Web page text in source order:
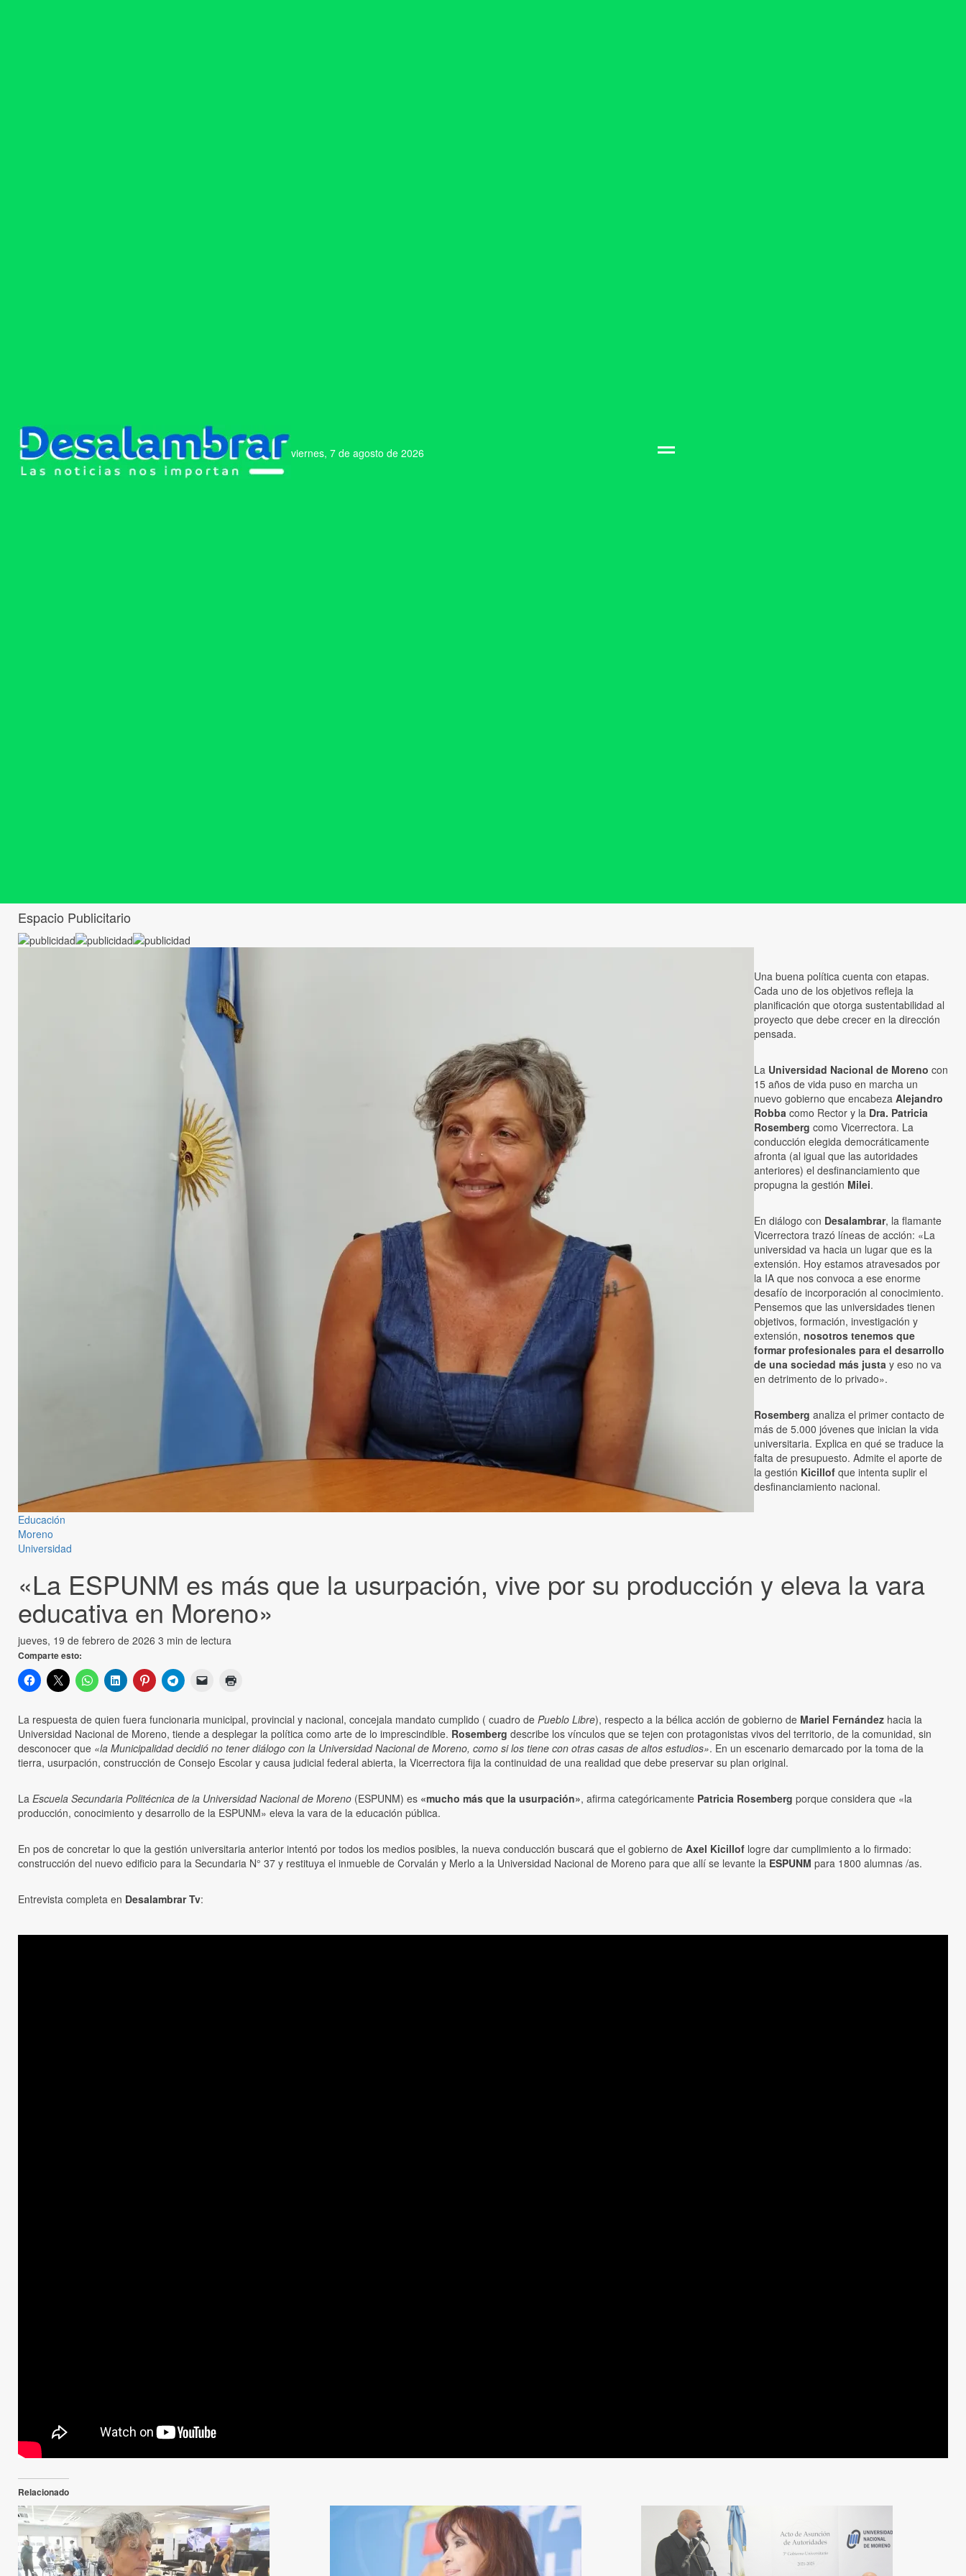
viernes, 7 de agosto de 2026
Espacio Publicitario
Educación
Moreno
Universidad
«La ESPUNM es más que la usurpación, vive por su producción y eleva la vara
educativa en Moreno»
jueves, 19 de febrero de 2026 3 min de lectura
Comparte esto:
Una buena política cuenta con etapas.
Cada uno de los objetivos refleja la
planificación que otorga sustentabilidad al
proyecto que debe crecer en la dirección
pensada.
La Universidad Nacional de Moreno con
15 años de vida puso en marcha un
nuevo gobierno que encabeza Alejandro
Robba como Rector y la Dra. Patricia
Rosemberg como Vicerrectora. La
conducción elegida democráticamente
afronta (al igual que las autoridades
anteriores) el desfinanciamiento que
propugna la gestión Milei.
En diálogo con Desalambrar, la flamante
Vicerrectora trazó líneas de acción: «La
universidad va hacia un lugar que es la
extensión. Hoy estamos atravesados por
la IA que nos convoca a ese enorme
desafío de incorporación al conocimiento.
Pensemos que las universidades tienen
objetivos, formación, investigación y
extensión, nosotros tenemos que
formar profesionales para el desarrollo
de una sociedad más justa y eso no va
en detrimento de lo privado».
Rosemberg analiza el primer contacto de
más de 5.000 jóvenes que inician la vida
universitaria. Explica en qué se traduce la
falta de presupuesto. Admite el aporte de
la gestión Kicillof que intenta suplir el
desfinanciamiento nacional.
La respuesta de quien fuera funcionaria municipal, provincial y nacional, concejala mandato cumplido ( cuadro de Pueblo Libre), respecto a la bélica acción de gobierno de Mariel Fernández hacia la
Universidad Nacional de Moreno, tiende a desplegar la política como arte de lo imprescindible. Rosemberg describe los vínculos que se tejen con protagonistas vivos del territorio, de la comunidad, sin
desconocer que «la Municipalidad decidió no tener diálogo con la Universidad Nacional de Moreno, como si los tiene con otras casas de altos estudios». En un escenario demarcado por la toma de la
tierra, usurpación, construcción de Consejo Escolar y causa judicial federal abierta, la Vicerrectora fija la continuidad de una realidad que debe preservar su plan original.
La Escuela Secundaria Politécnica de la Universidad Nacional de Moreno (ESPUNM) es «mucho más que la usurpación», afirma categóricamente Patricia Rosemberg porque considera que «la
producción, conocimiento y desarrollo de la ESPUNM» eleva la vara de la educación pública.
En pos de concretar lo que la gestión universitaria anterior intentó por todos los medios posibles, la nueva conducción buscará que el gobierno de Axel Kicillof logre dar cumplimiento a lo firmado:
construcción del nuevo edificio para la Secundaria N° 37 y restituya el inmueble de Corvalán y Merlo a la Universidad Nacional de Moreno para que allí se levante la ESPUNM para 1800 alumnas /as.
Entrevista completa en Desalambrar Tv:
Relacionado